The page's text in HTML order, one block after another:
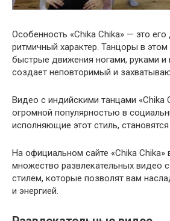
Особенность «Chika Chika» — это
ритмичный характер. Танцоры в
быстрые движения ногами, руками и
создает неповторимый и
Видео с индийскими танцами «Chika
огромной популярностью в
исполняющие этот стиль,
На официальном сайте «Chika Chika»
множество развлекательных видео
стилем, которые позволят вам
и энергией.